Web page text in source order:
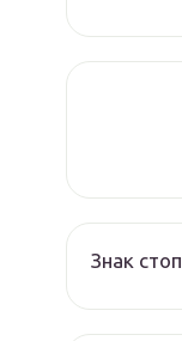
Знак стоп